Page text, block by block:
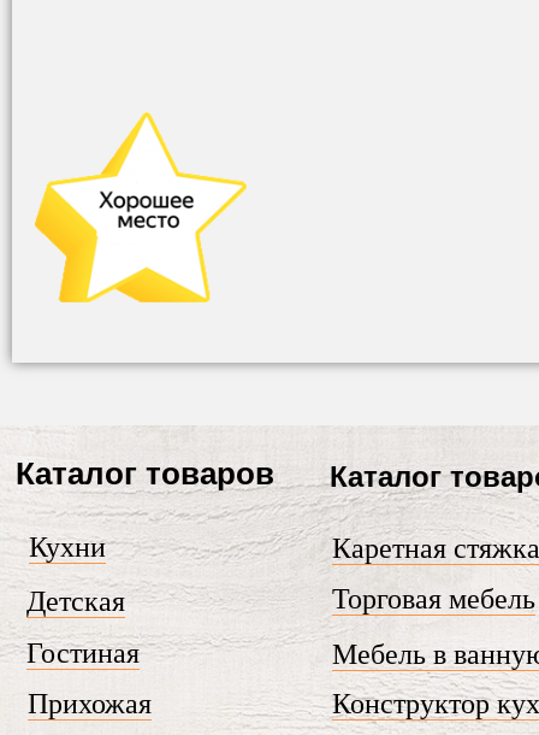
Торговая мебель
Каретная стяжка
Каталог
Детская
Прихожая
Мебель в
Конструктор
Гостиная
Кухни
Каталог товаров